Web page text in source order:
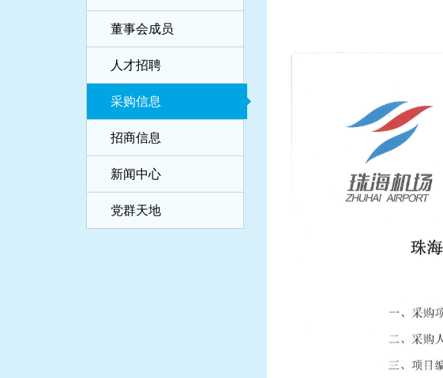
董事会成员
人才招聘
采购信息
招商信息
新闻中心
党群天地